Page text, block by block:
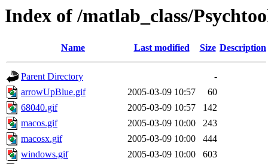
Index of /matlab_class/
Name Last modified Size Description
Parent Directory
-
arrowUpBlue.gif
2005-03-09 10:57
60
68040.gif
2005-03-09 10:57
142
macos.gif
2005-03-09 10:00
243
macosx.gif
2005-03-09 10:00
444
windows.gif
2005-03-09 10:00
603